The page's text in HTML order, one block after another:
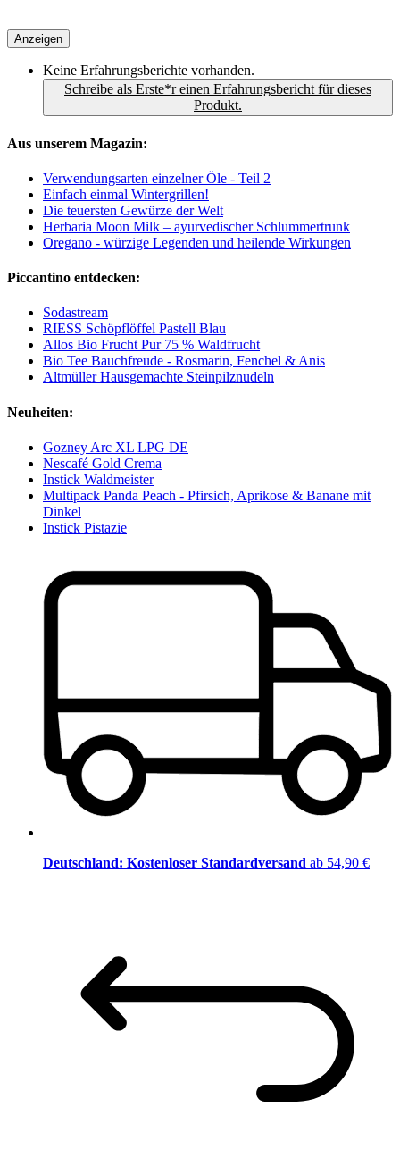
Anzeigen
Keine Erfahrungsberichte vorhanden.
Schreibe als Erste*r einen Erfahrungsbericht für dieses
Produkt.
Aus unserem Magazin:
Verwendungsarten einzelner Öle - Teil 2
Einfach einmal Wintergrillen!
Die teuersten Gewürze der Welt
Herbaria Moon Milk – ayurvedischer Schlummertrunk
Oregano - würzige Legenden und heilende Wirkungen
Piccantino entdecken:
Sodastream
RIESS Schöpflöffel Pastell Blau
Allos Bio Frucht Pur 75 % Waldfrucht
Bio Tee Bauchfreude - Rosmarin, Fenchel & Anis
Altmüller Hausgemachte Steinpilznudeln
Neuheiten:
Gozney Arc XL LPG DE
Nescafé Gold Crema
Instick Waldmeister
Multipack Panda Peach - Pfirsich, Aprikose & Banane mit
Dinkel
Instick Pistazie
Deutschland: Kostenloser Standardversand ab 54,90 €